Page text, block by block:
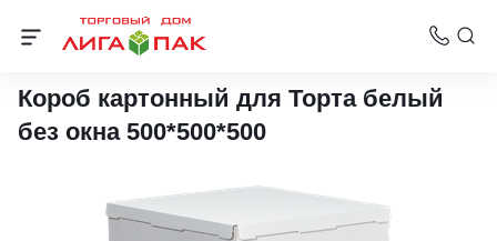
Картонные коробки для тортов
Короб картонный для Торта белый
без окна 500*500*500